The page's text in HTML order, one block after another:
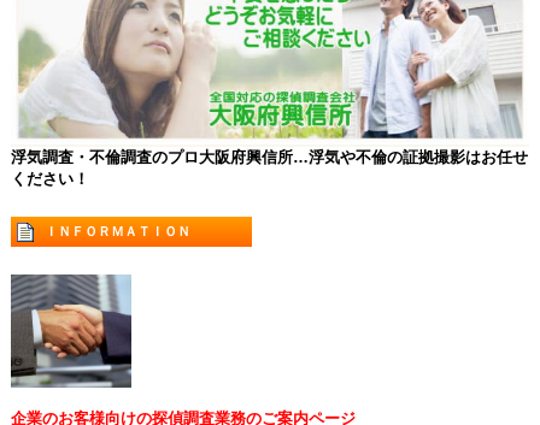
浮気調査・不倫調査のプロ大阪府興信所…浮気や不倫の証拠撮影はお任せ
ください！
ＩＮＦＯＲＭＡＴＩＯＮ
企業のお客様向けの探偵調査業務のご案内ページ